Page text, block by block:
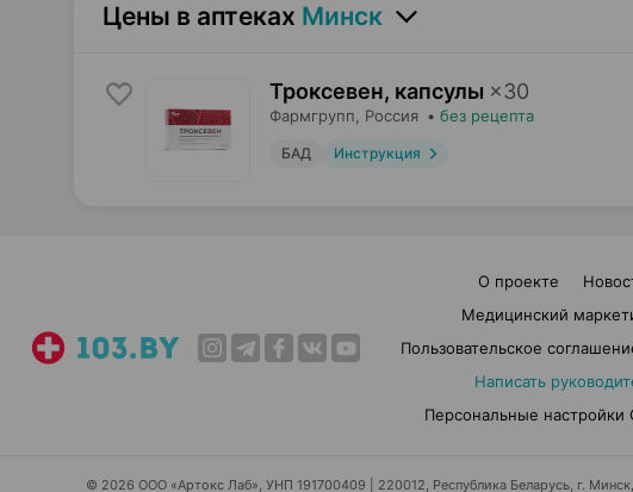
Цены в аптеках Минск
Троксевен, капсулы ×30
Фармгрупп , Россия • без рецепта
БАД Инструкция
О проекте
Медицинский
Пользовательское
Написать
Персональные настройки
© 2026 ООО «Артокс Лаб», УНП 191700409 | 220012, Республика Беларусь, г.